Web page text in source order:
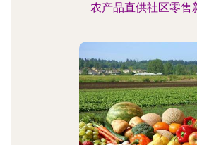
农产品直供社区零售